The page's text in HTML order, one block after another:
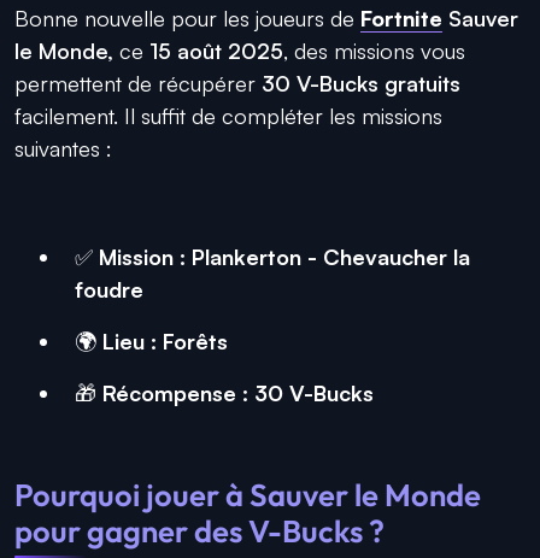
Bonne nouvelle pour les joueurs de Fortnite Sauver
le Monde, ce 15 août 2025, des missions vous
permettent de récupérer 30 V-Bucks gratuits
facilement. Il suffit de compléter les missions
suivantes :
✅ Mission : Plankerton - Chevaucher la
foudre
🌍 Lieu : Forêts
🎁 Récompense : 30 V-Bucks
Pourquoi jouer à Sauver le Monde
pour gagner des V-Bucks ?